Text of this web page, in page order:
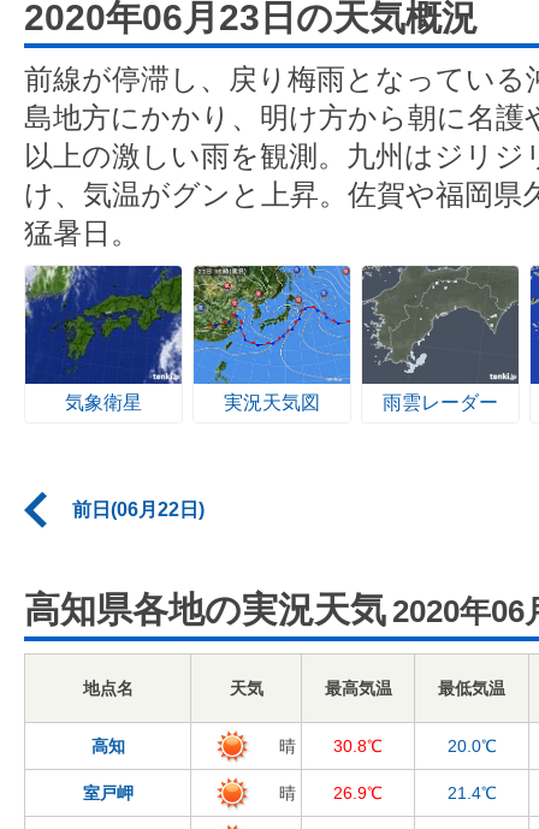
2020年06月23日の天気概況
前線が停滞し、戻り梅雨となっている
島地方にかかり、明け方から朝に名護
以上の激しい雨を観測。九州はジリ
け、気温がグンと上昇。佐賀や福岡県
猛暑日。
気象衛星 実況天気図 雨雲レーダー
前日(06月22日)
高知県各地の実況天気 2020年06
地点名 天気 最高気温 最低気温
高知 晴 30.8℃ 20.0℃
室戸岬 晴 26.9℃ 21.4℃